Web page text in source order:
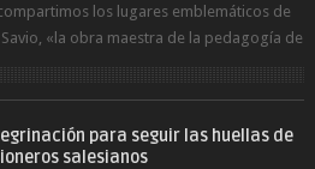
los lugares emblemáticos de
«la obra maestra de la pedagogía de
Giovann...
para seguir las huellas de
salesianos